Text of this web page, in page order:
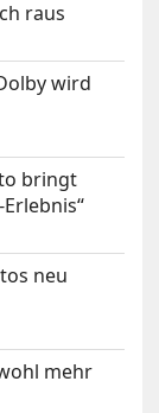
raus
wird
bringt
neu
mehr